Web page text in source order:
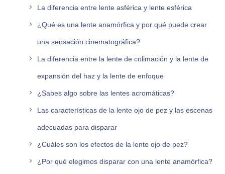
La diferencia entre lente asférica y lente esférica
¿Qué es una lente anamórfica y por qué puede crear
una sensación cinematográfica?
La diferencia entre la lente de colimación y la lente de
expansión del haz y la lente de enfoque
¿Sabes algo sobre las lentes acromáticas?
Las características de la lente ojo de pez y las escenas
adecuadas para disparar
¿Cuáles son los efectos de la lente ojo de pez?
¿Por qué elegimos disparar con una lente anamórfica?